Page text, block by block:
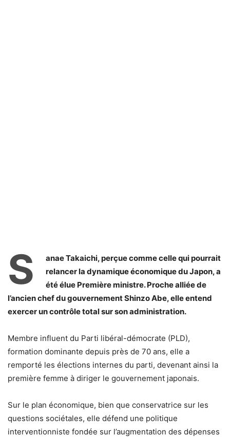
S
anae Takaichi, perçue comme celle qui pourrait
relancer la dynamique économique du Japon, a
été élue Première ministre. Proche alliée de
l’ancien chef du gouvernement Shinzo Abe, elle entend
exercer un contrôle total sur son administration.
Membre influent du Parti libéral-démocrate (PLD),
formation dominante depuis près de 70 ans, elle a
remporté les élections internes du parti, devenant ainsi la
première femme à diriger le gouvernement japonais.
Sur le plan économique, bien que conservatrice sur les
questions sociétales, elle défend une politique
interventionniste fondée sur l’augmentation des dépenses